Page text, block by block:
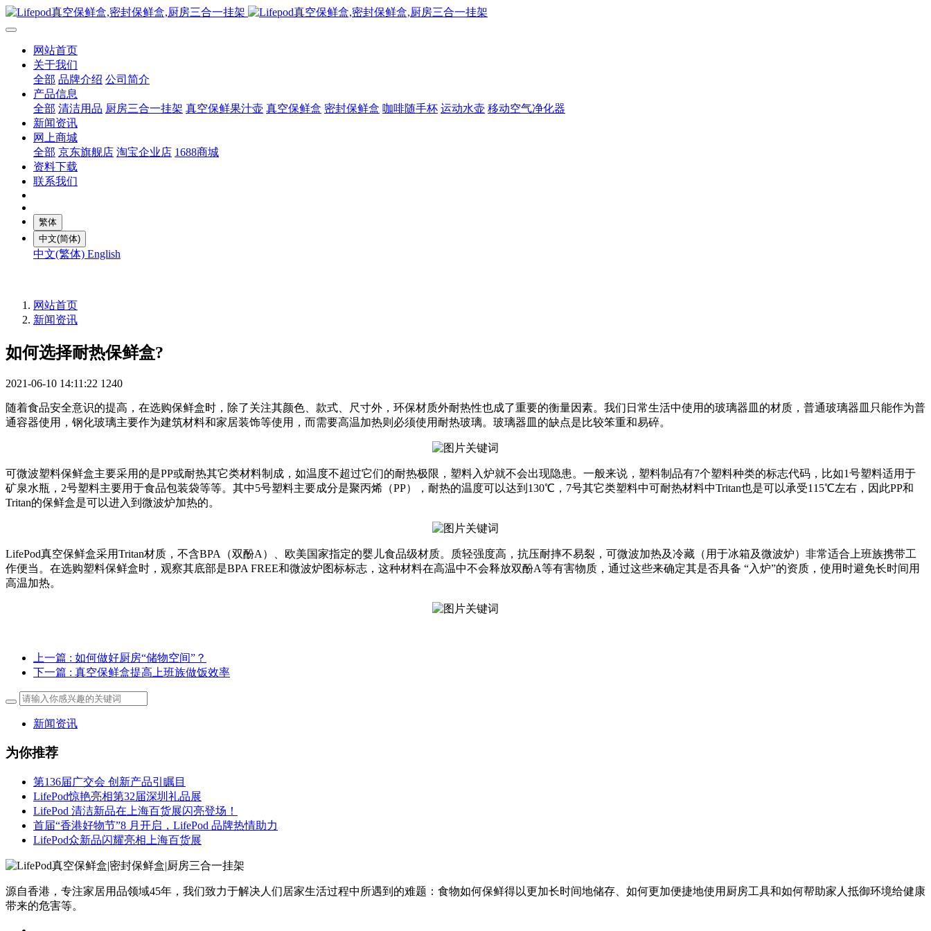
网站首页
关于我们
全部 品牌介绍 公司简介
产品信息
全部 清洁用品 厨房三合一挂架 真空保鲜果汁壶 真空保鲜盒 密封保鲜盒 咖啡随手杯 运动水壶 移动空气净化器
新闻资讯
网上商城
全部 京东旗舰店 淘宝企业店 1688商城
资料下载
联系我们
繁体
中文(简体)
中文(繁体) English
网站首页
新闻资讯
如何选择耐热保鲜盒?
2021-06-10 14:11:22 1240
随着食品安全意识的提高，在选购保鲜盒时，除了关注其颜色、款式、尺寸外，环保材质外耐热性也成了重要的衡量因素。我们日常生活中使用的玻璃器皿的材质，普通玻璃器皿只能作为普
通容器使用，钢化玻璃主要作为建筑材料和家居装饰等使用，而需要高温加热则必须使用耐热玻璃。玻璃器皿的缺点是比较笨重和易碎。
可微波塑料保鲜盒主要采用的是PP或耐热其它类材料制成，如温度不超过它们的耐热极限，塑料入炉就不会出现隐患。一般来说，塑料制品有7个塑料种类的标志代码，比如1号塑料适用于
矿泉水瓶，2号塑料主要用于食品包装袋等等。其中5号塑料主要成分是聚丙烯（PP），耐热的温度可以达到130℃，7号其它类塑料中可耐热材料中Tritan也是可以承受115℃左右，因此PP和
Tritan的保鲜盒是可以进入到微波炉加热的。
LifePod真空保鲜盒采用Tritan材质，不含BPA（双酚A）、欧美国家指定的婴儿食品级材质。质轻强度高，抗压耐摔不易裂，可微波加热及冷藏（用于冰箱及微波炉）非常适合上班族携带工
作便当。在选购塑料保鲜盒时，观察其底部是BPA FREE和微波炉图标标志，这种材料在高温中不会释放双酚A等有害物质，通过这些来确定其是否具备 “入炉”的资质，使用时避免长时间用
高温加热。
上一篇 : 如何做好厨房“储物空间”？
下一篇 : 真空保鲜盒提高上班族做饭效率
新闻资讯
为你推荐
第136届广交会 创新产品引瞩目
LifePod惊艳亮相第32届深圳礼品展
LifePod 清洁新品在上海百货展闪亮登场！
首届“香港好物节”8 月开启，LifePod 品牌热情助力
LifePod众新品闪耀亮相上海百货展
源自香港，专注家居用品领域45年，我们致力于解决人们居家生活过程中所遇到的难题：食物如何保鲜得以更加长时间地储存、如何更加便捷地使用厨房工具和如何帮助家人抵御环境给健康
带来的危害等。